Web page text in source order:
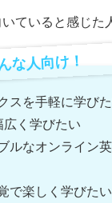
ていると感じた
な人向け！
スを手軽に学び
広く学びたい
ルなオンライン
で楽しく学びたい